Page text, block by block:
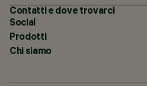
Contatti e dove trovarci
Social
Prodotti
Chi siamo